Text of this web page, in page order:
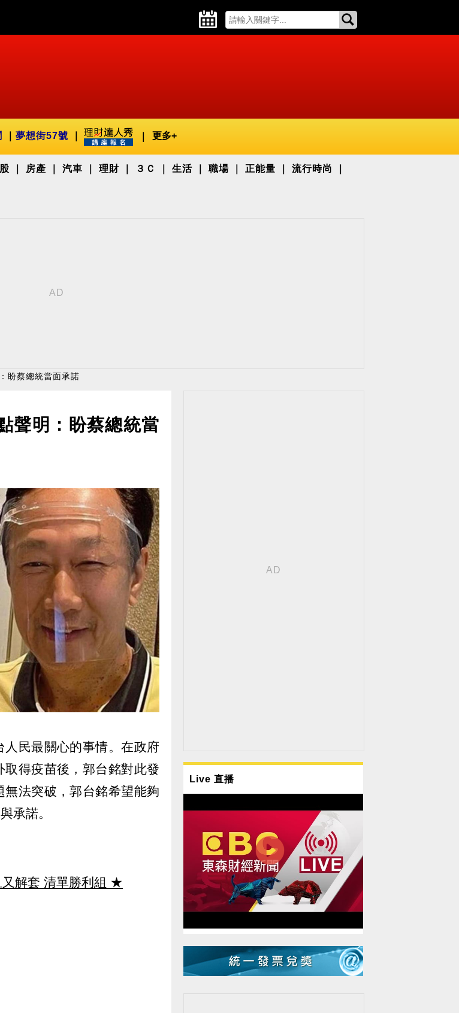
夢想街57號 更多+
房產 汽車 理財 ３Ｃ 生活 職場 正能量 流行時尚
盼蔡總統當面承諾
聲明：盼蔡總統當
民最關心的事情。在政府
得疫苗後，郭台銘對此發
法突破，郭台銘希望能夠
承諾。
解套 清單勝利組 ★
Live 直播